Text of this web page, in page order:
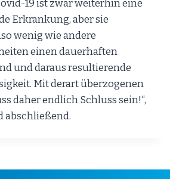
19 ist zwar weiterhin eine
Erkrankung, aber sie
wenig wie andere
einen dauerhaften
und daraus resultierende
Mit derart überzogenen
daher endlich Schluss sein!“,
abschließend.